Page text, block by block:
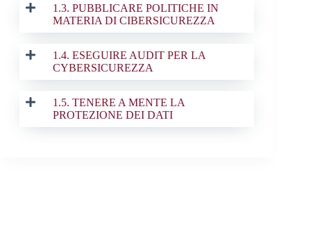
1.3. PUBBLICARE POLITICHE IN
MATERIA DI CIBERSICUREZZA
1.4. ESEGUIRE AUDIT PER LA
CYBERSICUREZZA
1.5. TENERE A MENTE LA
PROTEZIONE DEI DATI